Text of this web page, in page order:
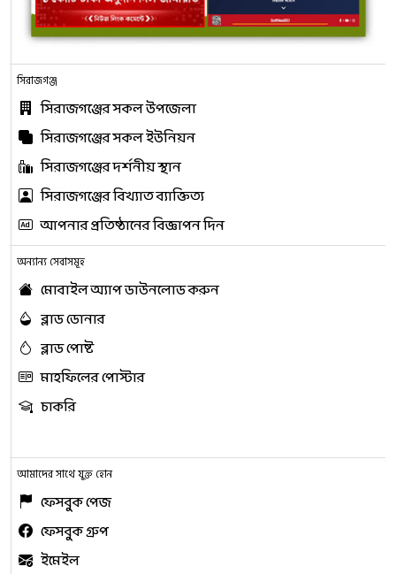
সিরাজগঞ্জ
সিরাজগঞ্জের সকল উপজেলা
সিরাজগঞ্জের সকল ইউনিয়ন
সিরাজগঞ্জের দর্শনীয় স্থান
সিরাজগঞ্জের বিখ্যাত ব্যাক্তিত্য
আপনার প্রতিষ্ঠানের বিজ্ঞাপন দিন
অন্যান্য সেবাসমূহ
মোবাইল অ্যাপ ডাউনলোড করুন
ব্লাড ডোনার
ব্লাড পোষ্ট
মাহফিলের পোস্টার
চাকরি
আমাদের সাথে যুক্ত হোন
ফেসবুক পেজ
ফেসবুক গ্রুপ
ইমেইল